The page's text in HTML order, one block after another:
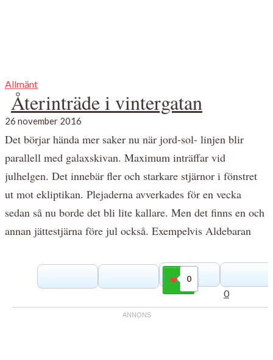
Allmänt
Återinträde i vintergatan
26 november 2016
Det börjar hända mer saker nu när jord-sol- linjen blir
parallell med galaxskivan. Maximum inträffar vid
julhelgen. Det innebär fler och starkare stjärnor i fönstret
ut mot ekliptikan. Plejaderna avverkades för en vecka
sedan så nu borde det bli lite kallare. Men det finns en och
annan jättestjärna före jul också. Exempelvis Aldebaran
0
Gilla
0